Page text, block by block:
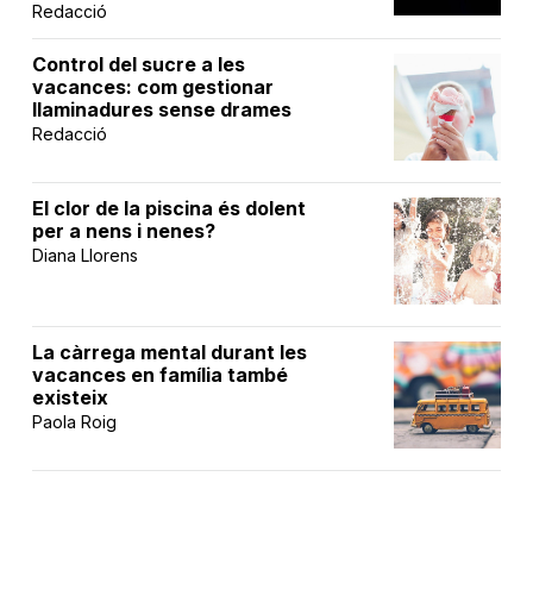
Redacció
Control del sucre a les
vacances: com gestionar
llaminadures sense drames
Redacció
El clor de la piscina és dolent
per a nens i nenes?
Diana Llorens
La càrrega mental durant les
vacances en família també
existeix
Paola Roig